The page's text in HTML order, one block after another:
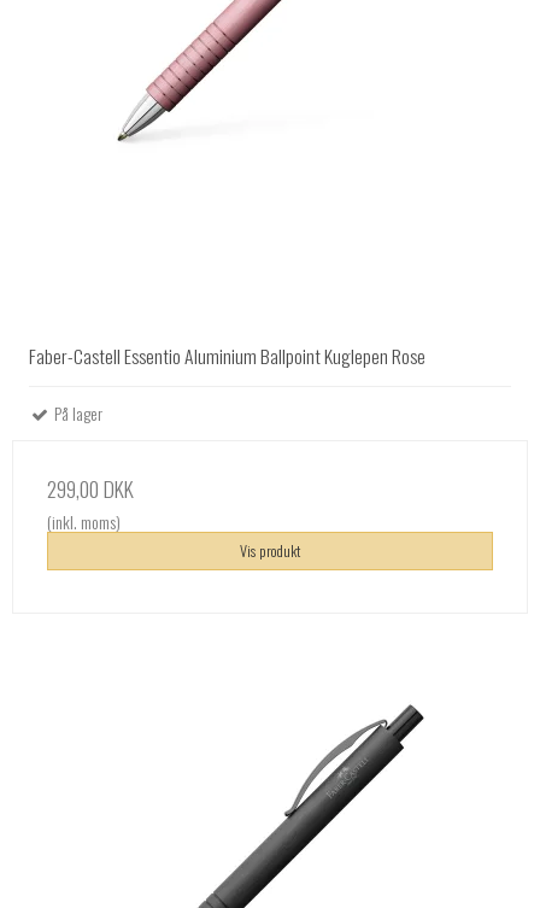
Faber-Castell Essentio Aluminium Ballpoint Kuglepen Rose
På lager
299,00 DKK
(inkl. moms)
Vis produkt